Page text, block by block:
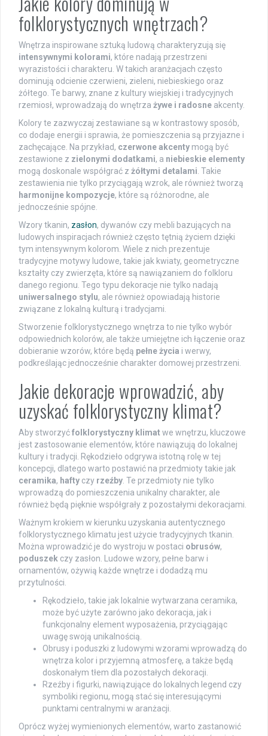
folklorystycznych wnętrzach?
Wnętrza inspirowane sztuką ludową charakteryzują się
intensywnymi kolorami, które nadają przestrzeni
wyrazistości i charakteru. W takich aranżacjach często
dominują odcienie czerwieni, zieleni, niebieskiego oraz
żółtego. Te barwy, znane z kultury wiejskiej i tradycyjnych
rzemiosł, wprowadzają do wnętrza żywe i radosne akcenty.
Kolory te zazwyczaj zestawiane są w kontrastowy sposób,
co dodaje energii i sprawia, że pomieszczenia są przyjazne i
zachęcające. Na przykład, czerwone akcenty mogą być
zestawione z zielonymi dodatkami, a niebieskie elementy
mogą doskonale współgrać z żółtymi detalami . Takie
zestawienia nie tylko przyciągają wzrok, ale również tworzą
harmonijne kompozycje, które są różnorodne, ale
jednocześnie spójne.
Wzory tkanin, zasłon, dywanów czy mebli bazujących na
ludowych inspiracjach również często tętnią życiem dzięki
tym intensywnym kolorom. Wiele z nich prezentuje
tradycyjne motywy ludowe, takie jak kwiaty, geometryczne
kształty czy zwierzęta, które są nawiązaniem do folkloru
danego regionu. Tego typu dekoracje nie tylko nadają
uniwersalnego stylu, ale również opowiadają historie
związane z lokalną kulturą i tradycjami.
Stworzenie folklorystycznego wnętrza to nie tylko wybór
odpowiednich kolorów, ale także umiejętne ich łączenie oraz
dobieranie wzorów, które będą pełne życia i werwy,
podkreślając jednocześnie charakter domowej przestrzeni.
Jakie dekoracje wprowadzić, aby
uzyskać folklorystyczny klimat?
Aby stworzyćfolklorystyczny klimatwe wnętrzu, kluczowe
jest zastosowanie elementów, które nawiązują do lokalnej
kultury i tradycji. Rękodzieło odgrywa istotną rolę w tej
koncepcji, dlatego warto postawić na przedmioty takie jak
ceramika, hafty czy rzeźby . Te przedmioty nie tylko
wprowadzą do pomieszczenia unikalny charakter, ale
również będą pięknie współgrały z pozostałymi dekoracjami.
Ważnym krokiem w kierunku uzyskania autentycznego
folklorystycznego klimatu jest użycie tradycyjnych tkanin.
Można wprowadzić je do wystroju w postaci obrusów,
poduszek czy zasłon. Ludowe wzory, pełne barw i
ornamentów, ożywią każde wnętrze i dodadzą mu
przytulności.
Rękodzieło, takie jak lokalnie wytwarzana ceramika,
może być użyte zarówno jako dekoracja, jak i
funkcjonalny element wyposażenia, przyciągając
uwagę swoją unikalnością.
Obrusy i poduszki z ludowymi wzorami wprowadzą do
wnętrza kolor i przyjemną atmosferę, a także będą
doskonałym tłem dla pozostałych dekoracji.
Rzeźby i figurki, nawiązujące do lokalnych legend czy
symboliki regionu, mogą stać się interesującymi
punktami centralnymi w aranżacji.
Oprócz wyżej wymienionych elementów, warto zastanowić